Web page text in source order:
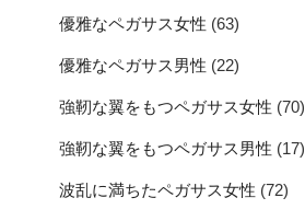
優雅なペガサス女性 (63)
優雅なペガサス男性 (22)
強靭な翼をもつペガサス女性 (70)
強靭な翼をもつペガサス男性 (17)
波乱に満ちたペガサス女性 (72)